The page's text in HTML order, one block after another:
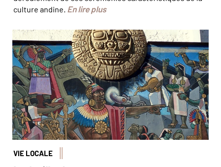
culture andine. En lire plus
© Éric Guimbault
VIE LOCALE